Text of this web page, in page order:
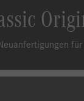
für